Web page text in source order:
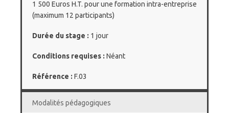
1 500 Euros H.T. pour une formation intra-entreprise
(maximum 12 participants)
Durée du stage : 1 jour
Conditions requises : Néant
Référence : F.03
Modalités pédagogiques